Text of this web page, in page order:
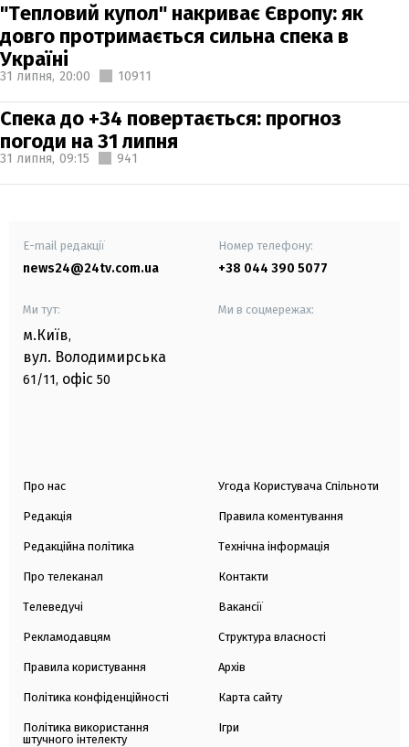
"Тепловий купол" накриває Європу: як
довго протримається сильна спека в
Україні
31 липня, 20:00 10911
Спека до +34 повертається: прогноз
погоди на 31 липня
31 липня, 09:15 941
E-mail редакції
news24@24tv.com.ua
Номер телефону:
+38 044 390 5077
Ми тут:
м.Київ,
вул. Володимирська
61/11, офіс 50
Ми в соцмережах:
Про нас
Редакція
Редакційна політика
Про телеканал
Телеведучі
Рекламодавцям
Правила користування
Політика конфіденційності
Політика використання
штучного інтелекту
Угода Користувача Спільноти
Правила коментування
Технічна інформація
Контакти
Вакансії
Структура власності
Архів
Карта сайту
Ігри